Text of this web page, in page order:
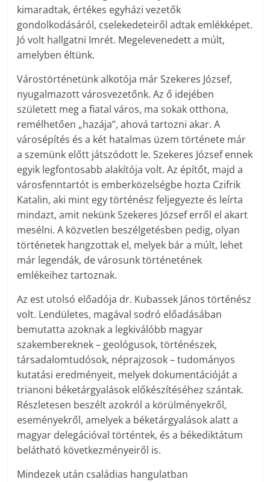
kimaradtak, értékes egyházi vezetők
gondolkodásáról, cselekedeteiről adtak emlékképet.
Jó volt hallgatni Imrét. Megelevenedett a múlt,
amelyben éltünk.
Várostörténetünk alkotója már Szekeres József,
nyugalmazott városvezetőnk. Az ő idejében
született meg a fiatal város, ma sokak otthona,
remélhetően „hazája”, ahová tartozni akar. A
városépítés és a két hatalmas üzem története már
a szemünk előtt játszódott le. Szekeres József ennek
egyik legfontosabb alakítója volt. Az építőt, majd a
városfenntartót is emberközelségbe hozta Czifrik
Katalin, aki mint egy történész feljegyezte és leírta
mindazt, amit nekünk Szekeres József erről el akart
mesélni. A közvetlen beszélgetésben pedig, olyan
történetek hangzottak el, melyek bár a múlt, lehet
már legendák, de városunk történetének
emlékeihez tartoznak.
Az est utolsó előadója dr. Kubassek János történész
volt. Lendületes, magával sodró előadásában
bemutatta azoknak a legkiválóbb magyar
szakembereknek – geológusok, történészek,
társadalomtudósok, néprajzosok – tudományos
kutatási eredményeit, melyek dokumentációját a
trianoni béketárgyalások előkészítéséhez szántak.
Részletesen beszélt azokról a körülményekről,
eseményekről, amelyek a béketárgyalások alatt a
magyar delegációval történtek, és a békediktátum
belátható következményeiről is.
Mindezek után családias hangulatban